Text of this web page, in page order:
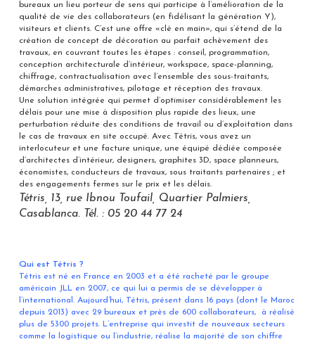
bureaux un lieu porteur de sens qui participe à l’amélioration de la
qualité de vie des collaborateurs (en fidélisant la génération Y),
visiteurs et clients. C’est une offre «clé en main», qui s’étend de la
création de concept de décoration au parfait achèvement des
travaux, en couvrant toutes les étapes : conseil, programmation,
conception architecturale d’intérieur, workspace, space-planning,
chiffrage, contractualisation avec l’ensemble des sous-traitants,
démarches administratives, pilotage et réception des travaux.
Une solution intégrée qui permet d’optimiser considérablement les
délais pour une mise à disposition plus rapide des lieux, une
perturbation réduite des conditions de travail ou d’exploitation dans
le cas de travaux en site occupé. Avec Tétris, vous avez un
interlocuteur et une facture unique, une équipé dédiée composée
d’architectes d’intérieur, designers, graphites 3D, space planneurs,
économistes, conducteurs de travaux, sous traitants partenaires ; et
des engagements fermes sur le prix et les délais.
Tétris, 13, rue Ibnou Toufail, Quartier Palmiers,
Casablanca. Tél. : 05 20 44 77 24
Qui est Tétris ?
Tétris est né en France en 2003 et a été racheté par le groupe
américain JLL en 2007, ce qui lui a permis de se développer à
l’international. Aujourd’hui, Tétris, présent dans 16 pays (dont le Maroc
depuis 2013) avec 29 bureaux et près de 600 collaborateurs, à réalisé
plus de 5300 projets. L’entreprise qui investit de nouveaux secteurs
comme la logistique ou l’industrie, réalise la majorité de son chiffre